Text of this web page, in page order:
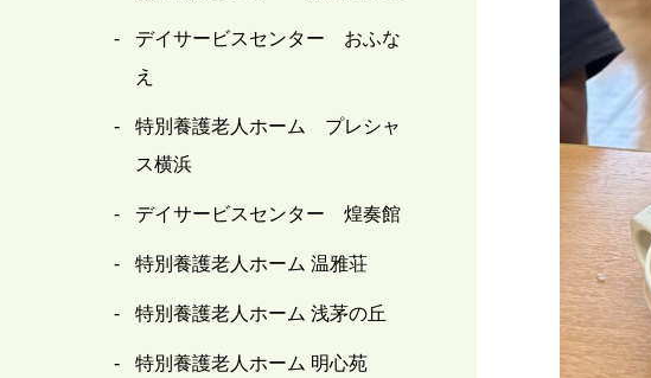
デイサービスセンター おふな
え
特別養護老人ホーム プレシャ
ス横浜
デイサービスセンター 煌奏館
特別養護老人ホーム 温雅荘
特別養護老人ホーム 浅茅の丘
特別養護老人ホーム 明心苑